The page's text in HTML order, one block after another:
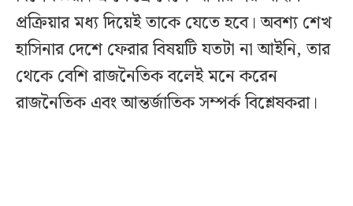
প্রক্রিয়ার মধ্য দিয়েই তাকে যেতে হবে। অবশ্য শেখ
হাসিনার দেশে ফেরার বিষয়টি যতটা না আইনি, তার
থেকে বেশি রাজনৈতিক বলেই মনে করেন
রাজনৈতিক এবং আন্তর্জাতিক সম্পর্ক বিশ্লেষকরা।